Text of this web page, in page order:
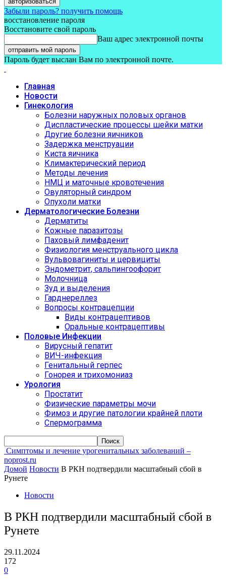
Забыли пароль? получить помощь
восстановление пароля
Восстановите свой пароль
Ваш адрес электронной почты
Пароль будет выслан Вам по электронной почте.
Главная
Новости
Гинекология
Болезни наружных половых органов
Диспластические процессы шейки матки
Другие болезни яичников
Задержка менструации
Киста яичника
Климактерический период
Методы лечения
НМЦ и маточные кровотечения
Овуляторный синдром
Опухоли матки
Дерматологические Болезни
Дерматиты
Кожные паразитозы
Паховый лимфаденит
Физиология менструального цикла
Вульвовагиниты и цервициты
Эндометрит, сальпингоофорит
Молочница
Зуд и выделения
Гарднереллез
Вопросы контрацепции
Виды контрацептивов
Оральные контрацептивы
Половые Инфекции
Вирусный гепатит
ВИЧ-инфекция
Генитальный герпес
Гонорея и трихомониаз
Урология
Простатит
Физические параметры мочи
Фимоз и другие патологии крайней плоти
Спермограмма
Симптомы и лечение урогенитальных заболеваний –
noprost.ru
Домой Новости В РКН подтвердили масштабный сбой в
Рунете
Новости
В РКН подтвердили масштабный сбой в
Рунете
29.11.2024
172
0